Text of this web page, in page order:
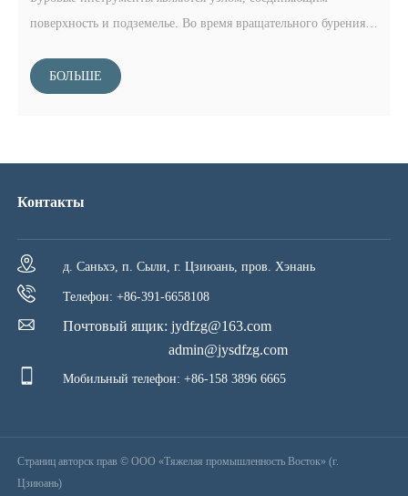
поверхность и подземелье. Во время вращательного бурения
необходимой для разрушения породы, приложения бурового
и в то же время подает энергию жидкости к скважинным
БОЛЬШЕ
Контакты
д. Саньхэ, п. Сыли, г. Цзиюань, пров. Хэнань
Телефон: +86-391-6658108
Почтовый ящик: jydfzg@163.com
admin@jysdfzg.com
Мобильный телефон: +86-158 3896 6665
Страниц авторск прав © ООО «Тяжелая промышленность Восток» (г.
Цзиюань)